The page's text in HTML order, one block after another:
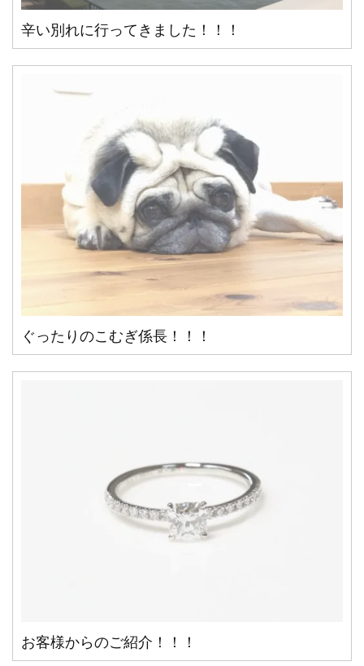
辛い別れに行ってきました！！！
ぐったりのこむぎ係長！！！
お客様からのご紹介！！！